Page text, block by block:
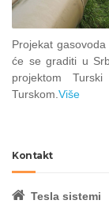
Projekat
će se graditi u
projektom
Turskom. Više
Kontakt
Tesla sistemi